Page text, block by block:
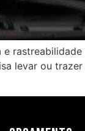
levar ou